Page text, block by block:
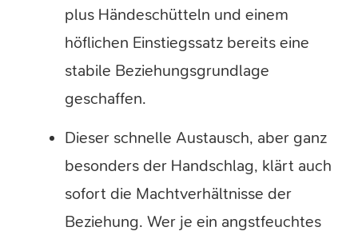
plus Händeschütteln und einem
höflichen Einstiegssatz bereits eine
stabile Beziehungsgrundlage
geschaffen.
Dieser schnelle Austausch, aber ganz
besonders der Handschlag, klärt auch
sofort die Machtverhältnisse der
Beziehung. Wer je ein angstfeuchtes